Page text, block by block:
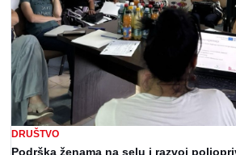
DRUŠTVO
Podrška ženama na selu i razvoj